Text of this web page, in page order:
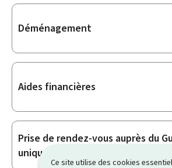
Ce site utilise des cookies
Déménagement
Aides financières
Prise de rendez-vous auprès du
unique des aides au logement